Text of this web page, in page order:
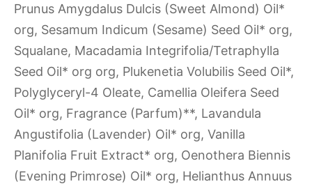
Prunus Amygdalus Dulcis (Sweet Almond) Oil*
org, Sesamum Indicum (Sesame) Seed Oil* org,
Squalane, Macadamia Integrifolia/Tetraphylla
Seed Oil* org org, Plukenetia Volubilis Seed Oil*,
Polyglyceryl-4 Oleate, Camellia Oleifera Seed
Oil* org, Fragrance (Parfum)**, Lavandula
Angustifolia (Lavender) Oil* org, Vanilla
Planifolia Fruit Extract* org, Oenothera Biennis
(Evening Primrose) Oil* org, Helianthus Annuus